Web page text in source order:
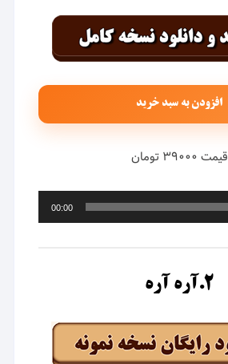
افزودن به سبد خرید
قیمت ۳۹۰۰۰ تومان
00:00
۲.آره آره